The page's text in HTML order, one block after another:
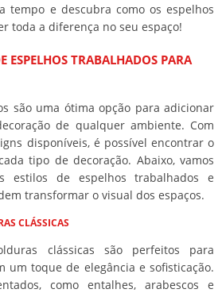
tempo e descubra como os espelhos
toda a diferença no seu espaço!
ESPELHOS TRABALHADOS PARA
são uma ótima opção para adicionar
de qualquer ambiente. Com
disponíveis, é possível encontrar o
tipo de decoração. Abaixo, vamos
estilos de espelhos trabalhados e
transformar o visual dos espaços.
CLÁSSICAS
clássicas são perfeitos para
um toque de elegância e sofisticação.
como entalhes, arabescos e